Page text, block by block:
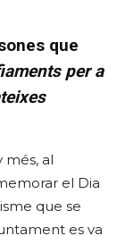
que
per a
més, al
el Dia
que se
es va